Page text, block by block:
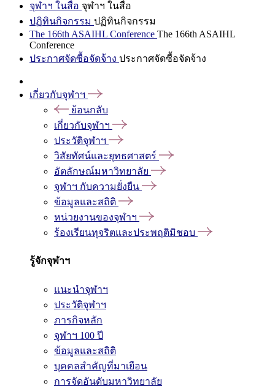
จุฬาฯ ในสื่อ จุฬาฯ ในสื่อ
ปฏิทินกิจกรรม ปฏิทินกิจกรรม
The 166th ASAIHL Conference The 166th ASAIHL
Conference
ประกาศจัดซื้อจัดจ้าง ประกาศจัดซื้อจัดจ้าง
เกี่ยวกับจุฬาฯ
ย้อนกลับ
เกี่ยวกับจุฬาฯ
ประวัติจุฬาฯ
วิสัยทัศน์และยุทธศาสตร์
อัตลักษณ์มหาวิทยาลัย
จุฬาฯ กับความยั่งยืน
ข้อมูลและสถิติ
หน่วยงานของจุฬาฯ
ร้องเรียนทุจริตและประพฤติมิชอบ
รู้จักจุฬาฯ
แนะนำจุฬาฯ
ประวัติจุฬาฯ
ภารกิจหลัก
จุฬาฯ 100 ปี
ข้อมูลและสถิติ
บุคคลสำคัญที่มาเยือน
การจัดอันดับมหาวิทยาลัย